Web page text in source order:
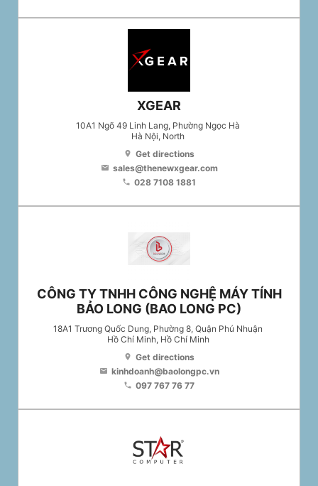
XGEAR
10A1 Ngõ 49 Linh Lang, Phường Ngọc Hà
Hà Nội, North
location_on Get directions
email sales@thenewxgear.com
phone 028 7108 1881
CÔNG TY TNHH CÔNG NGHỆ MÁY TÍNH
BẢO LONG (BAO LONG PC)
18A1 Trương Quốc Dung, Phường 8, Quận Phú Nhuận
Hồ Chí Minh, Hồ Chí Minh
location_on Get directions
email kinhdoanh@baolongpc.vn
phone 097 767 76 77